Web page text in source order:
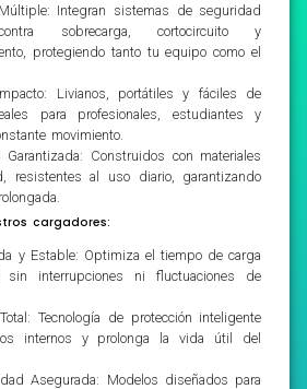
Integran sistemas de seguridad
sobrecarga, cortocircuito y
protegiendo tanto tu equipo como el
Livianos, portátiles y fáciles de
para profesionales, estudiantes y
movimiento.
Garantizada: Construidos con materiales
resistentes al uso diario, garantizando
cargadores:
y Estable: Optimiza el tiempo de carga
interrupciones ni fluctuaciones de
Tecnología de protección inteligente
internos y prolonga la vida útil del
Asegurada: Modelos diseñados para